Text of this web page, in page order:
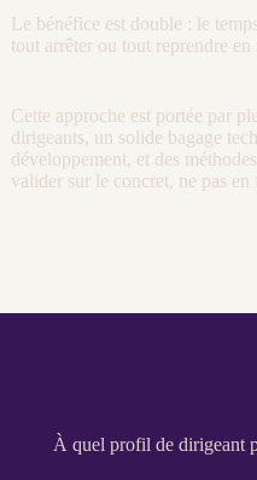
Le bénéfice est double : le
tout arrêter ou tout reprendre
Cette approche est portée par
dirigeants, un solide bagage
développement, et des
valider sur le concret, ne pas en
À quel profil de dirigeant